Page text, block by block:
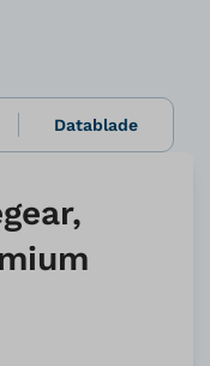
Datablade